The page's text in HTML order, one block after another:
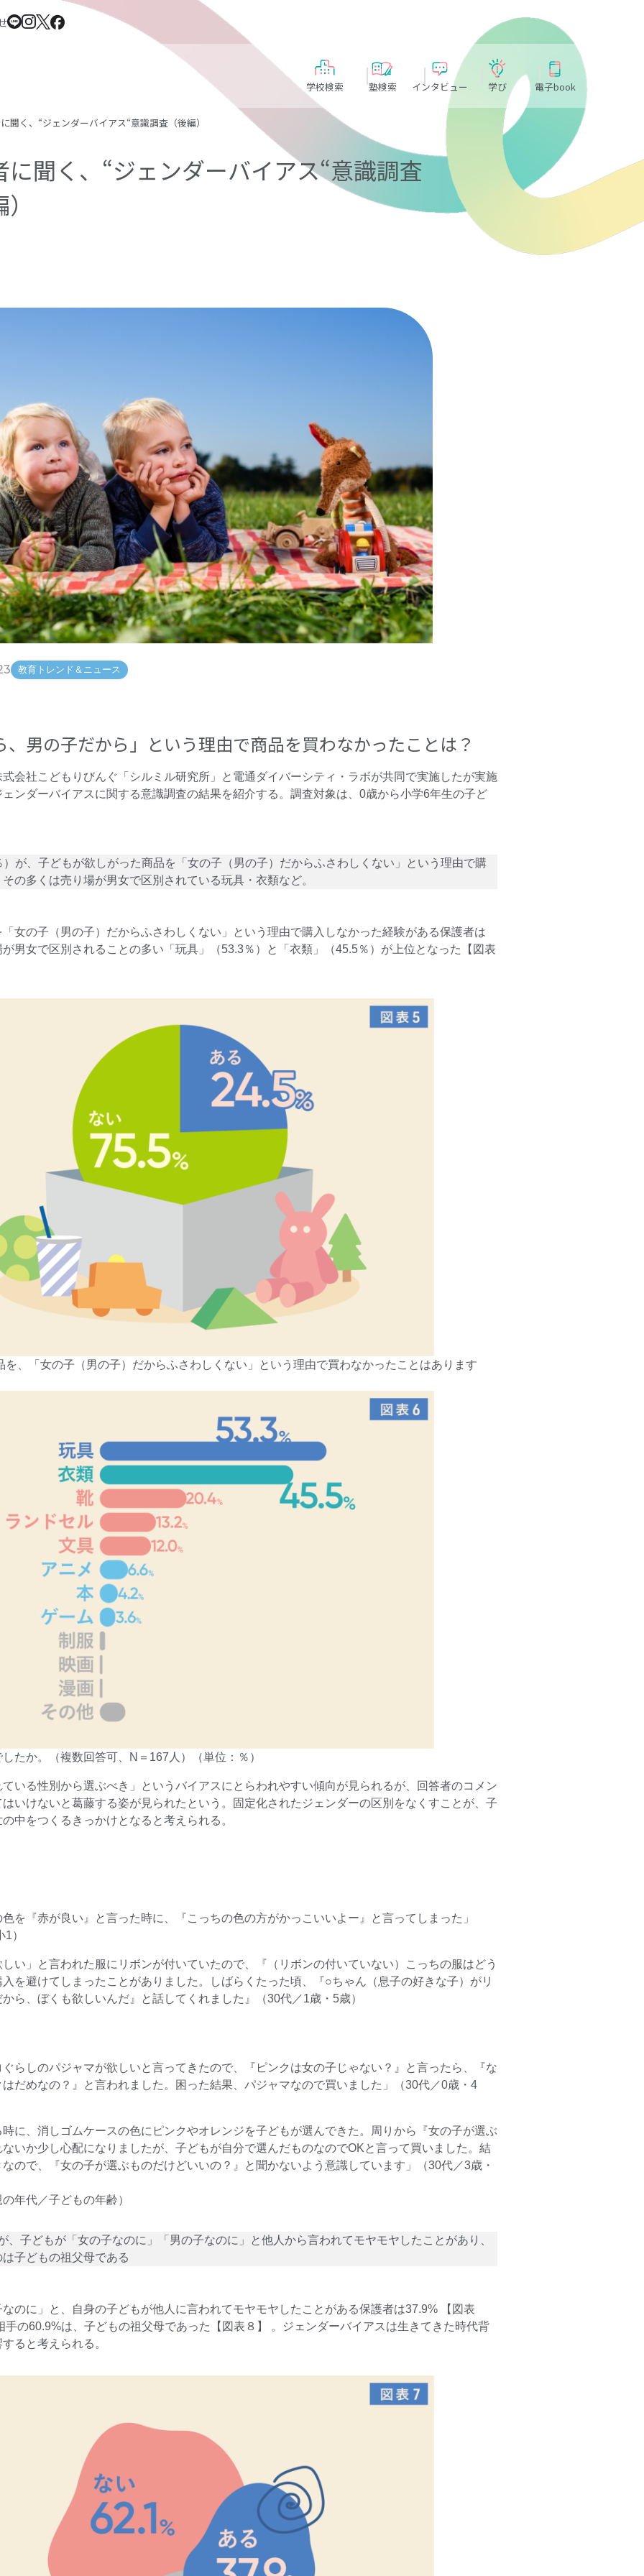
学校検索 塾検索 インタビュー 学び 電子book
聞く、“ジェンダーバイアス“意識調査（後編）
に聞く、“ジェンダーバイアス“意識調査
教育トレンド＆ニュース
、男の子だから」という理由で商品を買わなかったことは？
会社こどもりびんぐ「シルミル研究所」と電通ダイバーシティ・ラボが共同で実施したが実施
ンダーバイアスに関する意識調査の結果を紹介する。調査対象は、0歳から小学6年生の子ど
が、子どもが欲しがった商品を「女の子（男の子）だからふさわしくない」という理由で購
の多くは売り場が男女で区別されている玩具・衣類など。
女の子（男の子）だからふさわしくない」という理由で購入しなかった経験がある保護者は
男女で区別されることの多い「玩具」（53.3％）と「衣類」（45.5％）が上位となった【図表
を、「女の子（男の子）だからふさわしくない」という理由で買わなかったことはあります
たか。（複数回答可、N＝167人）（単位：％）
いる性別から選ぶべき」というバイアスにとらわれやすい傾向が見られるが、回答者のコメン
いけないと葛藤する姿が見られたという。固定化されたジェンダーの区別をなくすことが、子
中をつくるきっかけとなると考えられる。
を『赤が良い』と言った時に、『こっちの色の方がかっこいいよー』と言ってしまった」
）
い」と言われた服にリボンが付いていたので、『（リボンの付いていない）こっちの服はどう
を避けてしまったことがありました。しばらくたった頃、『○ちゃん（息子の好きな子）がリ
ら、ぼくも欲しいんだ』と話してくれました』（30代／1歳・5歳）
らしのパジャマが欲しいと言ってきたので、『ピンクは女の子じゃない？』と言ったら、『な
だめなの？』と言われました。困った結果、パジャマなので買いました」（30代／0歳・4
に、消しゴムケースの色にピンクやオレンジを子どもが選んできた。周りから『女の子が選ぶ
いか少し心配になりましたが、子どもが自分で選んだものなのでOKと言って買いました。結
ので、『女の子が選ぶものだけどいいの？』と聞かないよう意識しています」（30代／3歳・
年代／子どもの年齢）
、子どもが「女の子なのに」「男の子なのに」と他人から言われてモヤモヤしたことがあり、
子どもの祖父母である
のに」と、自身の子どもが他人に言われてモヤモヤしたことがある保護者は37.9% 【図表
手の60.9%は、子どもの祖父母であった【図表８】 。ジェンダーバイアスは生きてきた時代背
ると考えられる。